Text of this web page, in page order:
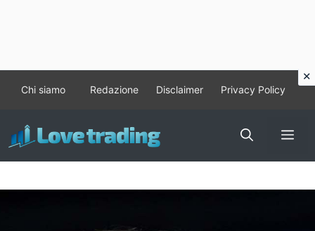
contenuto
Chi siamo Redazione Disclaimer Privacy Policy